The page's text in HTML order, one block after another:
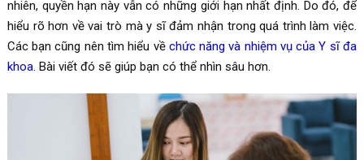
nhiên, quyền hạn này vẫn có những giới hạn nhất định. Do đó, để
hiểu rõ hơn về vai trò mà y sĩ đảm nhận trong quá trình làm việc.
Các bạn cũng nên tìm hiểu về chức năng và nhiệm vụ của Y sĩ đa
khoa. Bài viết đó sẽ giúp bạn có thể nhìn sâu hơn.